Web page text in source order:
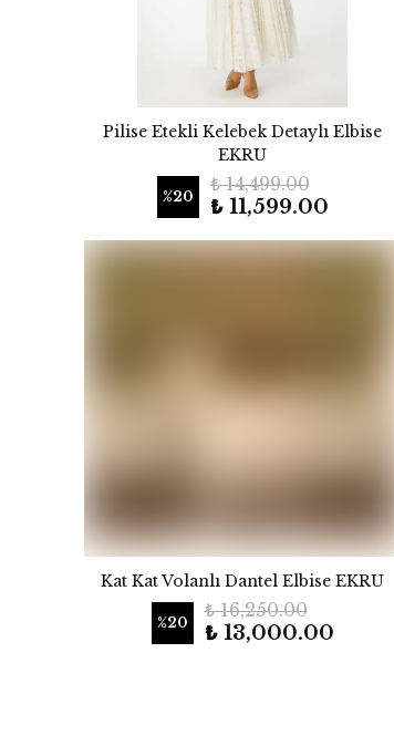
Pilise Etekli Kelebek Detaylı Elbise
EKRU
%20
₺ 14,499.00
₺ 11,599.00
Kat Kat Volanlı Dantel Elbise EKRU
%20
₺ 16,250.00
₺ 13,000.00